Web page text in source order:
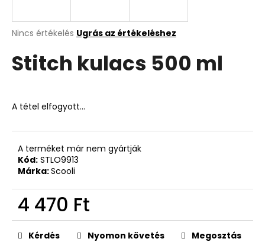
A
átlagos
értékelése
csillag.
Nincs értékelés Ugrás az értékeléshez
Stitch kulacs 500 ml
A tétel elfogyott…
A terméket már nem gyártják
Kód: STLO9913
Márka:Scooli
4 470 Ft
Egységár:
Kérdés Nyomon követés Megosztás
A
á
n
j
u
DIÁK
HÁTIZSÁK
ZERO
OMBRE
GIRL
700